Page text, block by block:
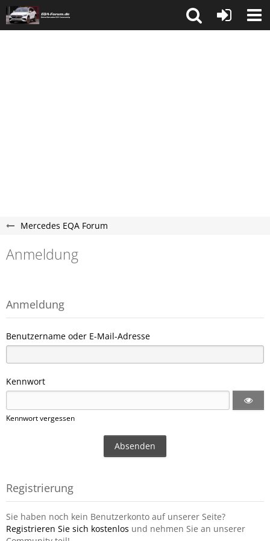
Mercedes EQA Forum
Anmeldung
Anmeldung
Benutzername oder E-Mail-Adresse
Kennwort
Kennwort vergessen
Registrierung
Sie haben noch kein Benutzerkonto auf unserer Seite?
Registrieren Sie sich kostenlos und nehmen Sie an unserer